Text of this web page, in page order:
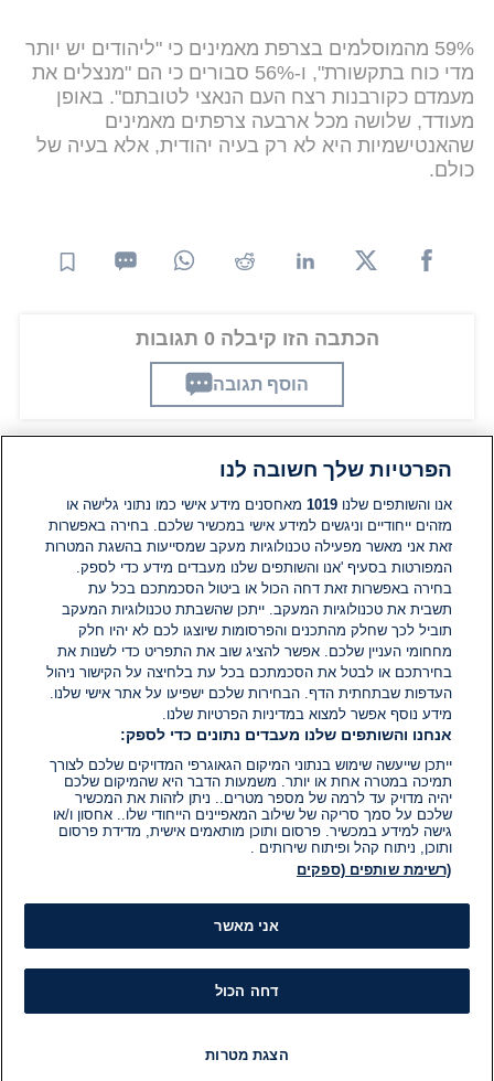
59% מהמוסלמים בצרפת מאמינים כי "ליהודים יש יותר
מדי כוח בתקשורת", ו-56% סבורים כי הם "מנצלים את
מעמדם כקורבנות רצח העם הנאצי לטובתם". באופן
מעודד, שלושה מכל ארבעה צרפתים מאמינים
שהאנטישמיות היא לא רק בעיה יהודית, אלא בעיה של
כולם.
הכתבה הזו קיבלה 0 תגובות
הוסף תגובה
תגובות
אין עדיין תגובות. היה הראשון להגיב
הוסף תגובה
הפרטיות שלך חשובה לנו
אנו והשותפים שלנו1019 מאחסנים מידע אישי כמו נתוני גלישה או
מזהים ייחודיים וניגשים למידע אישי במכשיר שלכם. בחירה באפשרות
זאת אני מאשר מפעילה טכנולוגיות מעקב שמסייעות בהשגת המטרות
המפורטות בסעיף 'אנו והשותפים שלנו מעבדים מידע כדי לספק.
בחירה באפשרות זאת דחה הכול או ביטול הסכמתכם בכל עת
תשבית את טכנולוגיות המעקב. ייתכן שהשבתת טכנולוגיות המעקב
תוביל לכך שחלק מהתכנים והפרסומות שיוצגו לכם לא יהיו חלק
מחחומי העניין שלכם. אפשר להציג שוב את התפריט כדי לשנות את
בחירתכם או לבטל את הסכמתכם בכל עת בלחיצה על הקישור ניהול
העדפות שבתחתית הדף. הבחירות שלכם ישפיעו על אתר אישי שלנו.
מידע נוסף אפשר למצוא במדיניות הפרטיות שלנו.
אנחנו והשותפים שלנו מעבדים נתונים כדי לספק:
ייתכן שייעשה שימוש בנתוני המיקום הגאוגרפי המדויקים שלכם לצורך
תמיכה במטרה אחת או יותר. משמעות הדבר היא שהמיקום שלכם
יהיה מדויק עד לרמה של מספר מטרים.. ניתן לזהות את המכשיר
שלכם על סמך סריקה של שילוב המאפיינים הייחודי שלו.. אחסון ו/או
גישה למידע במכשיר. פרסום ותוכן מותאמים אישית, מדידת פרסום
ותוכן, ניתוח קהל ופיתוח שירותים .
(רשימת שותפים (ספקים
אני מאשר
דחה הכול
הצגת מטרות